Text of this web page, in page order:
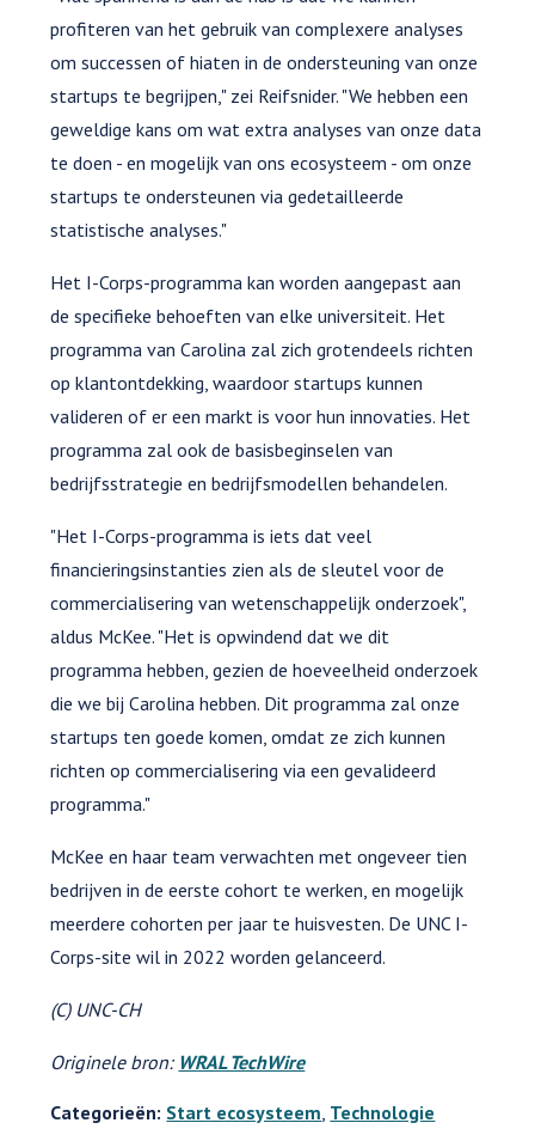
profiteren van het gebruik van complexere analyses
om successen of hiaten in de ondersteuning van onze
startups te begrijpen," zei Reifsnider. "We hebben een
geweldige kans om wat extra analyses van onze data
te doen - en mogelijk van ons ecosysteem - om onze
startups te ondersteunen via gedetailleerde
statistische analyses."
Het I-Corps-programma kan worden aangepast aan
de specifieke behoeften van elke universiteit. Het
programma van Carolina zal zich grotendeels richten
op klantontdekking, waardoor startups kunnen
valideren of er een markt is voor hun innovaties. Het
programma zal ook de basisbeginselen van
bedrijfsstrategie en bedrijfsmodellen behandelen.
"Het I-Corps-programma is iets dat veel
financieringsinstanties zien als de sleutel voor de
commercialisering van wetenschappelijk onderzoek",
aldus McKee. "Het is opwindend dat we dit
programma hebben, gezien de hoeveelheid onderzoek
die we bij Carolina hebben. Dit programma zal onze
startups ten goede komen, omdat ze zich kunnen
richten op commercialisering via een gevalideerd
programma."
McKee en haar team verwachten met ongeveer tien
bedrijven in de eerste cohort te werken, en mogelijk
meerdere cohorten per jaar te huisvesten. De UNC I-
Corps-site wil in 2022 worden gelanceerd.
(C) UNC-CH
Originele bron: WRAL TechWire
Categorieën: Start ecosysteem Technologie